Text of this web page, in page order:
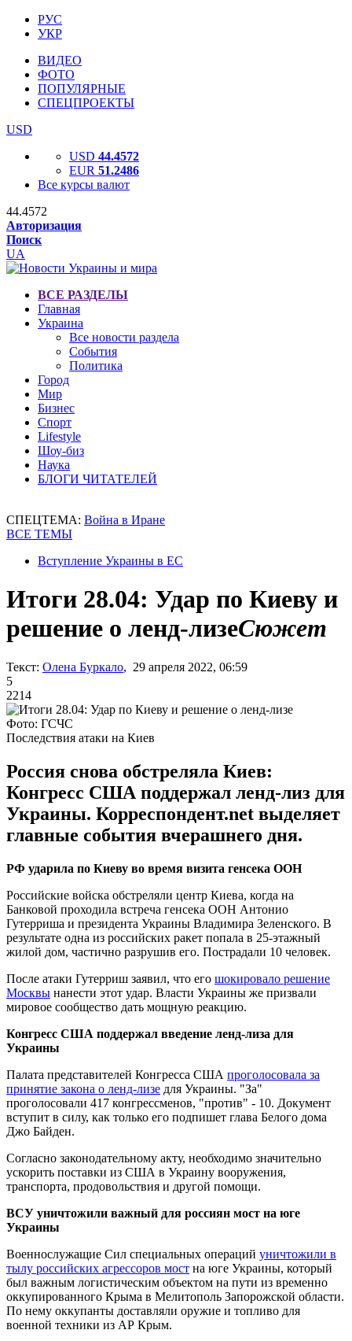
РУС
УКР
ВИДЕО
ФОТО
ПОПУЛЯРНЫЕ
СПЕЦПРОЕКТЫ
USD
USD 44.4572
EUR 51.2486
Все курсы валют
44.4572
Авторизация
Поиск
UA
ВСЕ РАЗДЕЛЫ
Главная
Украина
Все новости раздела
События
Политика
Город
Мир
Бизнес
Спорт
Lifestyle
Шоу-биз
Наука
БЛОГИ ЧИТАТЕЛЕЙ
СПЕЦТЕМА: Война в Иране
ВСЕ ТЕМЫ
Вступление Украины в ЕС
Итоги 28.04: Удар по Киеву и
решение о ленд-лизеСюжет
Текст: Олена Буркало, 29 апреля 2022, 06:59
5
2214
Фото: ГСЧС
Последствия атаки на Киев
Россия снова обстреляла Киев:
Конгресс США поддержал ленд-лиз для
Украины. Корреспондент.net выделяет
главные события вчерашнего дня.
РФ ударила по Киеву во время визита генсека ООН
Российские войска обстреляли центр Киева, когда на
Банковой проходила встреча генсека ООН Антонио
Гутерриша и президента Украины Владимира Зеленского. В
результате одна из российских ракет попала в 25-этажный
жилой дом, частично разрушив его. Пострадали 10 человек.
После атаки Гутерриш заявил, что его шокировало решение
Москвы нанести этот удар. Власти Украины же призвали
мировое сообщество дать мощную реакцию.
Конгресс США поддержал введение ленд-лиза для
Украины
Палата представителей Конгресса США проголосовала за
принятие закона о ленд-лизе для Украины. "За"
проголосовали 417 конгрессменов, "против" - 10. Документ
вступит в силу, как только его подпишет глава Белого дома
Джо Байден.
Согласно законодательному акту, необходимо значительно
ускорить поставки из США в Украину вооружения,
транспорта, продовольствия и другой помощи.
ВСУ уничтожили важный для россиян мост на юге
Украины
Военнослужащие Сил специальных операций уничтожили в
тылу российских агрессоров мост на юге Украины, который
был важным логистическим объектом на пути из временно
оккупированного Крыма в Мелитополь Запорожской области.
По нему оккупанты доставляли оружие и топливо для
военной техники из АР Крым.